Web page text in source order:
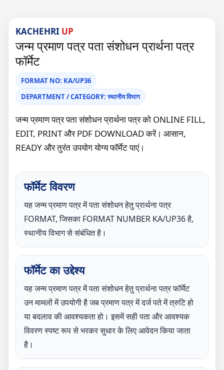
KACHEHRI UP
जन्म प्रमाण पत्र पता संशोधन प्रार्थना पत्र
फॉर्मेट
FORMAT NO: KA/UP36
DEPARTMENT / CATEGORY: स्थानीय विभाग
जन्म प्रमाण पत्र पता संशोधन प्रार्थना पत्र को ONLINE FILL,
EDIT, PRINT और PDF DOWNLOAD करें। आसान,
READY और तुरंत उपयोग योग्य फॉर्मेट पाएं।
फॉर्मेट विवरण
यह जन्म प्रमाण पत्र में पता संशोधन हेतु प्रार्थना पत्र
FORMAT, जिसका FORMAT NUMBER KA/UP36 है,
स्थानीय विभाग से संबंधित है।
फॉर्मेट का उद्देश्य
यह जन्म प्रमाण पत्र में पता संशोधन हेतु प्रार्थना पत्र फॉर्मेट
उन मामलों में उपयोगी है जब प्रमाण पत्र में दर्ज पते में त्रुटि हो
या बदलाव की आवश्यकता हो। इसमें सही पता और आवश्यक
विवरण स्पष्ट रूप से भरकर सुधार के लिए आवेदन किया जाता
है।